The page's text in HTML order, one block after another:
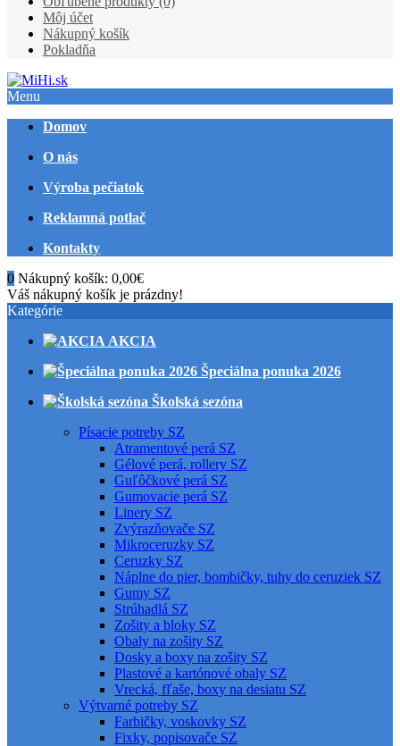
Môj účet
Nákupný košík
Pokladňa
Menu
Domov
O nás
Výroba pečiatok
Reklamná potlač
Kontakty
0 Nákupný košík: 0,00€
Váš nákupný košík je prázdny!
Kategórie
AKCIA
Špeciálna ponuka 2026
Školská sezóna
Písacie potreby SZ
Atramentové perá SZ
Gélové perá, rollery SZ
Guľôčkové perá SZ
Gumovacie perá SZ
Linery SZ
Zvýrazňovače SZ
Mikroceruzky SZ
Ceruzky SZ
Náplne do pier, bombičky, tuhy do ceruziek SZ
Gumy SZ
Strúhadlá SZ
Zošity a bloky SZ
Obaly na zošity SZ
Dosky a boxy na zošity SZ
Plastové a kartónové obaly SZ
Vrecká, fľaše, boxy na desiatu SZ
Výtvarné potreby SZ
Farbičky, voskovky SZ
Fixky, popisovače SZ